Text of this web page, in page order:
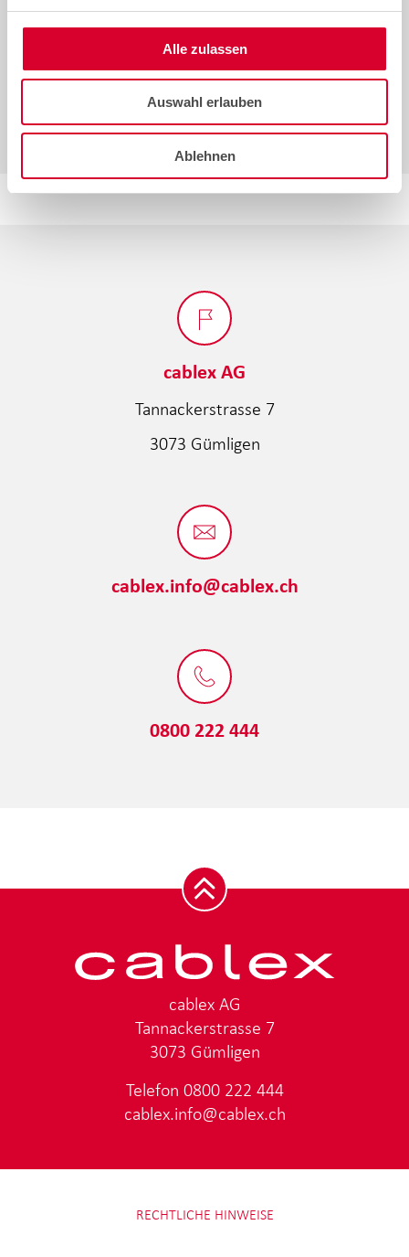
Alle zulassen
Auswahl erlauben
Ablehnen
Montage-Elektriker EFZ!
vonLarissa Mihalik
heute
cablex AG
Tannackerstrasse 7
3073 Gümligen
cablex.info@cablex.ch
0800 222 444
cablex AG
Tannackerstrasse 7
3073 Gümligen
Telefon 0800 222 444
cablex.info@cablex.ch
RECHTLICHE HINWEISE